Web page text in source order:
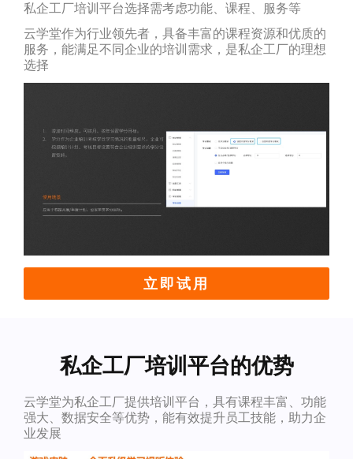
私企工厂培训平台选择需考虑功能、课程、服务等
云学堂作为行业领先者，具备丰富的课程资源和优质的
服务，能满足不同企业的培训需求，是私企工厂的理想
选择
立即试用
私企工厂培训平台的优势
云学堂为私企工厂提供培训平台，具有课程丰富、功能
强大、数据安全等优势，能有效提升员工技能，助力企
业发展